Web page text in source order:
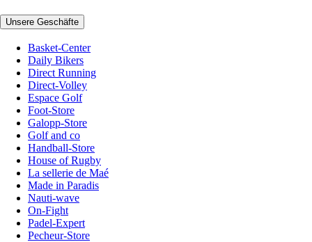
Unsere Geschäfte
Basket-Center
Daily Bikers
Direct Running
Direct-Volley
Espace Golf
Foot-Store
Galopp-Store
Golf and co
Handball-Store
House of Rugby
La sellerie de Maé
Made in Paradis
Nauti-wave
On-Fight
Padel-Expert
Pecheur-Store